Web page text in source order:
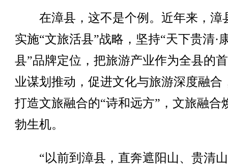
在漳县，这不是个例。近年来，漳
实施“文旅活县”战略，坚持“天下贵清·
县”品牌定位，把旅游产业作为全县的
业谋划推动，促进文化与旅游深度融合
打造文旅融合的“诗和远方”，文旅融合
勃生机。
“以前到漳县，直奔遮阳山、贵清